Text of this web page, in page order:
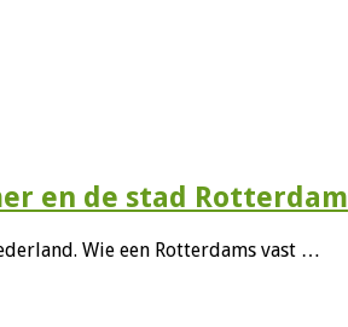
en de stad Rotterdam
Wie een Rotterdams vast …